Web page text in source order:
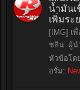
น้ำมันเ
เพิ่มระ
[IMG] เ
ชลิน’ ผู้
หัวข้อโด
อรั่ม: